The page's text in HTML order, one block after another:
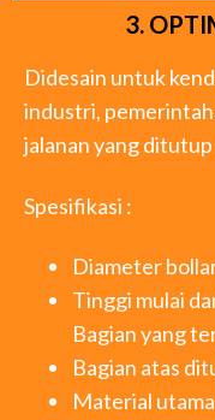
3.
Didesain untuk
industri,
jalanan yang
Spesifikasi :
Diameter
Tinggi mulai
Bagian yang
Bagian atas
Material